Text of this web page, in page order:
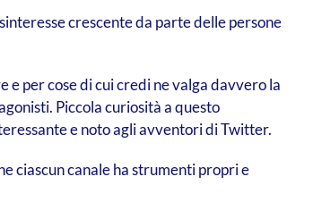
crescente da parte delle persone
per cose di cui credi ne valga davvero la
Piccola curiosità a questo
e noto agli avventori di Twitter.
ciascun canale ha strumenti propri e